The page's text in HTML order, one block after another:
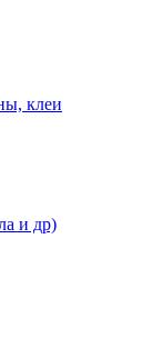
клеи
и др)